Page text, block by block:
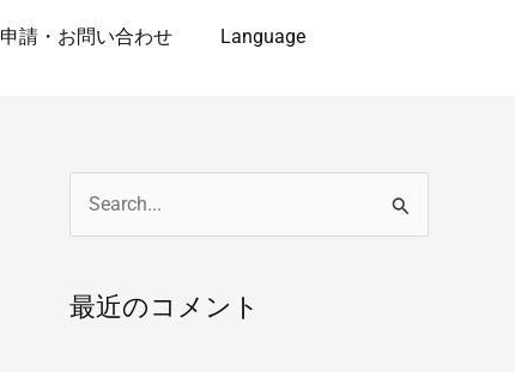
申請・お問い合わせ Language
象
最近のコメント